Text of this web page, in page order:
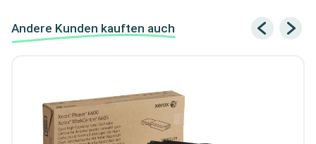
Andere Kunden kauften auch